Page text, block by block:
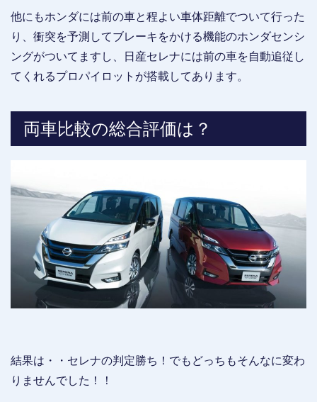
他にもホンダには前の車と程よい車体距離でついて行った
り、衝突を予測してブレーキをかける機能のホンダセンシ
ングがついてますし、日産セレナには前の車を自動追従し
てくれるプロパイロットが搭載してあります。
両車比較の総合評価は？
結果は・・セレナの判定勝ち！でもどっちもそんなに変わ
りませんでした！！